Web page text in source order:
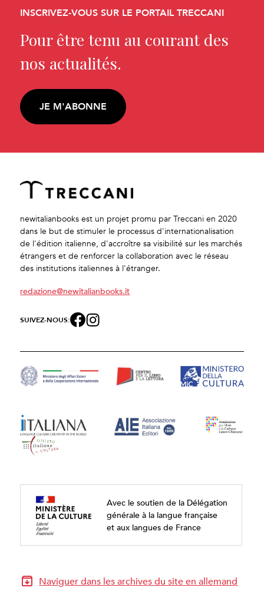
INSCRIVEZ-VOUS SUR LE PORTAIL TRECCANI
Pour être tenu au courant des
nos actualités.
JE M'ABONNE
newitalianbooks est un projet promu par Treccani en 2020
dans le but de stimuler le processus d'internationalisation
de l'édition italienne, d'accroître sa visibilité sur les marchés
étrangers et de renforcer la collaboration avec le réseau
des institutions italiennes à l'étranger.
redazione@newitalianbooks.it
SUIVEZ-NOUS:
Avec le soutien de la Délégation
générale à la langue française
et aux langues de France
Naviguer dans les archives du site en allemand